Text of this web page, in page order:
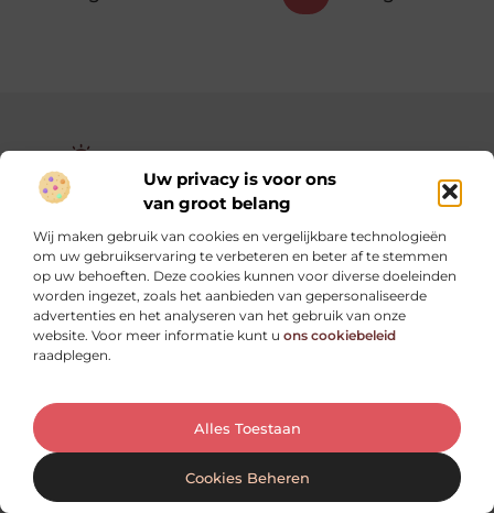
Uw privacy is voor ons
van groot belang
Wij maken gebruik van cookies en vergelijkbare technologieën
om uw gebruikservaring te verbeteren en beter af te stemmen
op uw behoeften. Deze cookies kunnen voor diverse doeleinden
worden ingezet, zoals het aanbieden van gepersonaliseerde
advertenties en het analyseren van het gebruik van onze
website. Voor meer informatie kunt u ons cookiebeleid
raadplegen.
Alles Toestaan
Cookies Beheren
Ga Naar
Gezondetip.nl – Eerlijk, helder, dichtbij.
Alles over gezond leven, persoonlijke groei en praktische
tips voor elke dag.
Onze informatie